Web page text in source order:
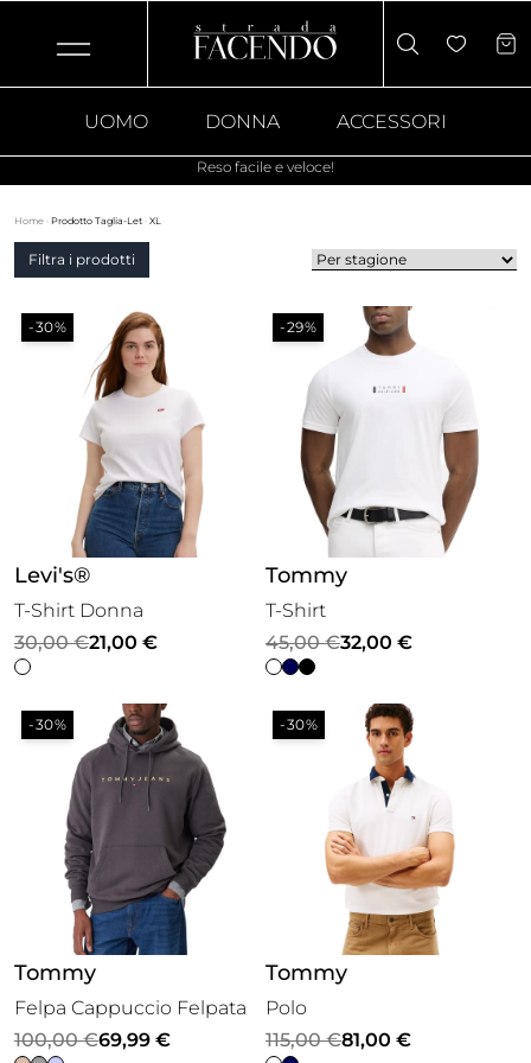
UOMO DONNA ACCESSORI
Reso facile e veloce!
Home · Prodotto Taglia-Let · XL
Filtra i prodotti
-30%
Levi's®
T-Shirt Donna
30,00€
Il
prezzo
originale
era:
30,00 €.
21,00 €
Il
prezzo
attuale
è:
21,00 €.
-29%
Tommy
T-Shirt
45,00€
Il
prezzo
originale
era:
32,00 €
Il
prezzo
attuale
è:
-30%
Tommy
Felpa Cappuccio Felpata
100,00€
Il
69,99 €
Il
-30%
Tommy
Polo
115,00€
Il
81,00 €
Il